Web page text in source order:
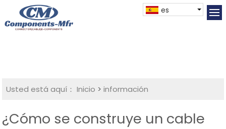
es
Usted está aquí： Inicio >información
¿Cómo se construye un cable